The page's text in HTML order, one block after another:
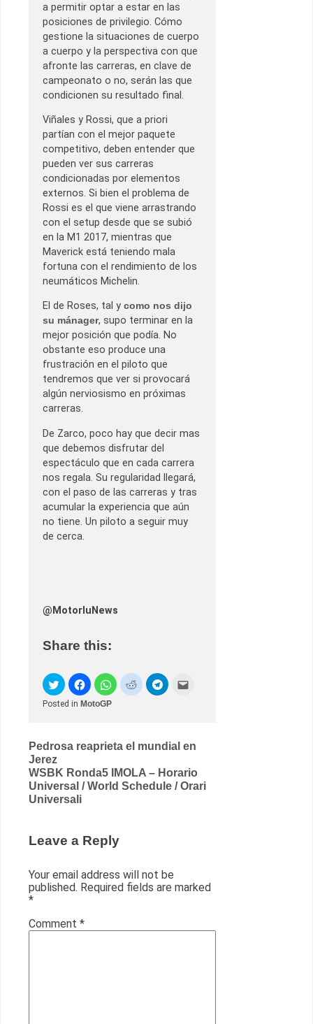
a permitir optar a estar en las
posiciones de privilegio. Cómo
gestione la situaciones de cuerpo
a cuerpo y la perspectiva con que
afronte las carreras, en clave de
campeonato o no, serán las que
condicionen su resultado final.
Viñales y Rossi, que a priori
partían con el mejor paquete
competitivo, deben entender que
pueden ver sus carreras
condicionadas por elementos
externos. Si bien el problema de
Rossi es el que viene arrastrando
con el setup desde que se subió
en la M1 2017, mientras que
Maverick está teniendo mala
fortuna con el rendimiento de los
neumáticos Michelin.
El de Roses, tal y como nos dijo
su mánager, supo terminar en la
mejor posición que podía. No
obstante eso produce una
frustración en el piloto que
tendremos que ver si provocará
algún nerviosismo en próximas
carreras.
De Zarco, poco hay que decir mas
que debemos disfrutar del
espectáculo que en cada carrera
nos regala. Su regularidad llegará,
con el paso de las carreras y tras
acumular la experiencia que aún
no tiene. Un piloto a seguir muy
de cerca.
@MotorluNews
Share this:
Posted in MotoGP
Post
navigation
Pedrosa reaprieta el mundial en
Jerez
WSBK Ronda5 IMOLA – Horario
Universal / World Schedule / Orari
Universali
Leave a Reply
Your email address will not be
published. Required fields are marked
*
Comment *